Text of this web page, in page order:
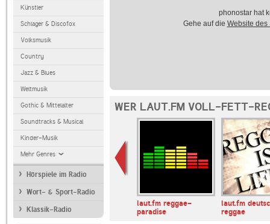
Künstler
Schlager & Discofox
Volksmusik
Country
Jazz & Blues
Weltmusik
Gothic & Mittelalter
Soundtracks & Musical
Kinder-Musik
Mehr Genres
Hörspiele im Radio
Wort- & Sport-Radio
Klassik-Radio
phonostar hat
Gehe auf die Website des
WER LAUT.FM VOLL-FETT-
laut.fm reggae-
paradise
laut.fm
reggae